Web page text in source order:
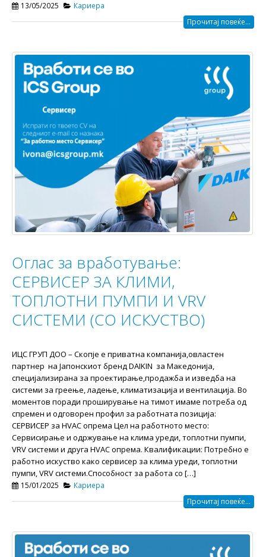
13/05/2025 Кариера
Прочитај повеќе...
Оглас за вработување:
СЕРВИСЕР ЗА КЛИМИ,
ТОПЛОТНИ ПУМПИ И VRV
СИСТЕМИ (СО ИСКУСТВО)
ИЦС ГРУП ДОО – Скопје e приватна компанија,овластен
партнер на Јапонскиот бренд DAIKIN за Македонија,
специјализирана за проектирање,продажба и изведба на
системи за греење, ладење, климатизација и вентилација. Во
моментов поради проширување на тимот имаме потреба од
спремен и одговорен профил за работната позиција:
СЕРВИСЕР за HVAC опрема Цел на работното место:
Сервисирање и одржување на клима уреди, топлотни пумпи,
VRV системи и друга HVAC опрема. Квалификации: Потребно е
работно искуство како сервисер за клима уреди, топлотни
пумпи, VRV системи.Способност за работа со […]
15/01/2025 Кариера
Прочитај повеќе...